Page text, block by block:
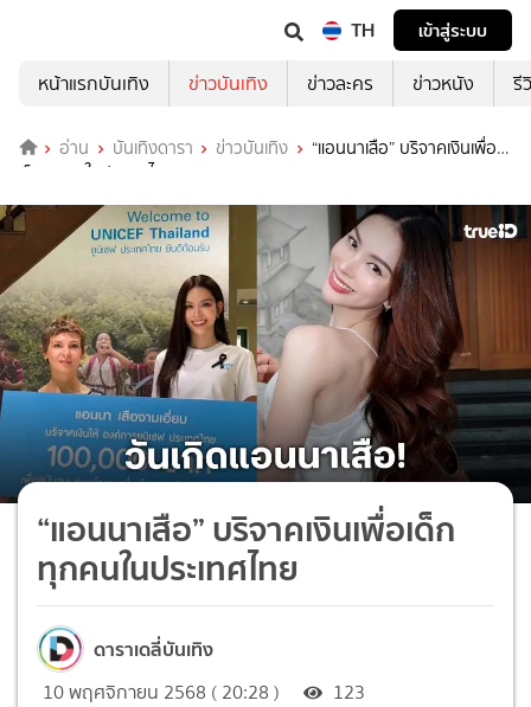
TH
เข้าสู่ระบบ
หน้าแรกบันเทิง
ข่าวบันเทิง ข่าวละคร ข่าวหนัง รี
อ่าน บันเทิงดารา ข่าวบันเทิง
“แอนนาเสือ” บริจาคเงินเพื่อ
เด็กทุกคนในประเทศไทย
“แอนนาเสือ” บริจาคเงินเพื่อเด็ก
ทุกคนในประเทศไทย
ดาราเดลี่บันเทิง
10 พฤศจิกายน 2568 ( 20:28 ) 123